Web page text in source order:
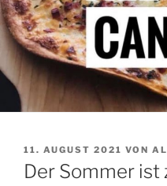
VERÖFFENTLICHT
AM
11. AUGUST 2021 VON
Der Sommer ist